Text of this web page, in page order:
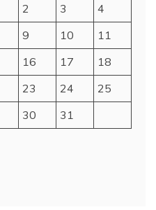
2 3
4
9 10
11
16 17
18
23 24
25
30 31